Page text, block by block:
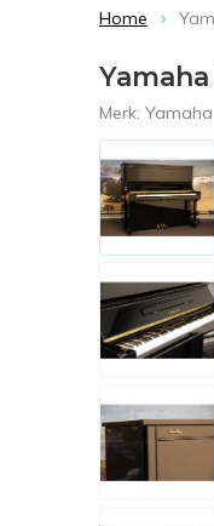
Home
Merk: Yamaha